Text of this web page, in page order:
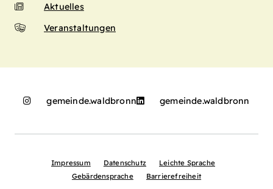
Aktuelles
Veranstaltungen
gemeinde.waldbronn gemeinde.waldbronn
Impressum Datenschutz
Leichte Sprache
Gebärdensprache
Barrierefreiheit